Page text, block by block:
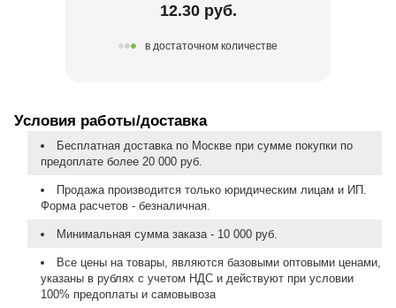
12.30 руб.
в достаточном количестве
Условия работы/доставка
Бесплатная доставка по Москве при сумме покупки по
предоплате более 20 000 руб.
Продажа производится только юридическим лицам и ИП.
Форма расчетов - безналичная.
Минимальная сумма заказа - 10 000 руб.
Все цены на товары, являются базовыми оптовыми ценами,
указаны в рублях с учетом НДС и действуют при условии
100% предоплаты и самовывоза